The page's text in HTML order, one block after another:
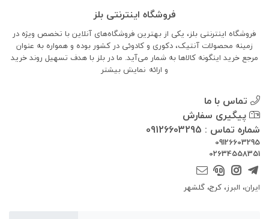
فروشگاه اینترنتی بلز
فروشگاه اینترنتی بلز، یکی از بهترین فروشگاه‌های آنلاین با تخصص ویژه در
زمینه محصولات آنتیک، دکوری و کادوئی در کشور بوده و همواره به عنوان
مرجع خرید اینگونه کالاها به شمار می‌آید. ما در بلز با هدف تسهیل روند خرید
و ارائه نمایش بیشتر
تماس با ما
پیگیری سفارش
شماره تماس : 09126603295
09126603295
02634558351
ایران، البرز، کرج، گلشهر